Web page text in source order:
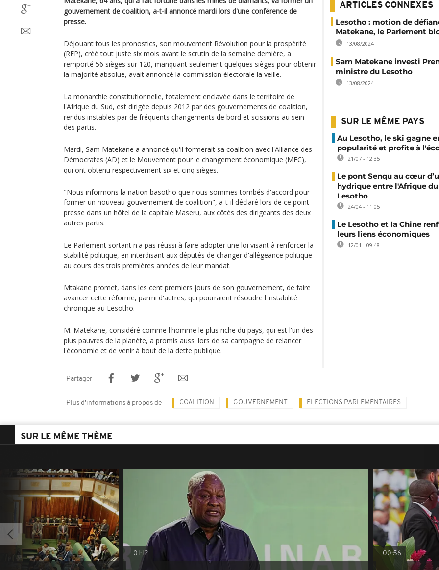
gouvernement de coalition, a-t-il annoncé mardi lors d'une conférence de
presse.
Déjouant tous les pronostics, son mouvement Révolution pour la prospérité
(RFP), créé tout juste six mois avant le scrutin de la semaine dernière, a
remporté 56 sièges sur 120, manquant seulement quelques sièges pour obtenir
la majorité absolue, avait annoncé la commission électorale la veille.
La monarchie constitutionnelle, totalement enclavée dans le territoire de
l'Afrique du Sud, est dirigée depuis 2012 par des gouvernements de coalition,
rendus instables par de fréquents changements de bord et scissions au sein
des partis.
Mardi, Sam Matekane a annoncé qu'il formerait sa coalition avec l'Alliance des
Démocrates (AD) et le Mouvement pour le changement économique (MEC),
qui ont obtenu respectivement six et cinq sièges.
"Nous informons la nation basotho que nous sommes tombés d'accord pour
former un nouveau gouvernement de coalition", a-t-il déclaré lors de ce point-
presse dans un hôtel de la capitale Maseru, aux côtés des dirigeants des deux
autres partis.
Le Parlement sortant n'a pas réussi à faire adopter une loi visant à renforcer la
stabilité politique, en interdisant aux députés de changer d'allégeance politique
au cours des trois premières années de leur mandat.
Mtakane promet, dans les cent premiers jours de son gouvernement, de faire
avancer cette réforme, parmi d'autres, qui pourraient résoudre l'instabilité
chronique au Lesotho.
M. Matekane, considéré comme l'homme le plus riche du pays, qui est l'un des
plus pauvres de la planète, a promis aussi lors de sa campagne de relancer
l'économie et de venir à bout de la dette publique.
ARTICLES CONNEXES
Lesotho : motion de
Matekane, le Parlement
13/08/2024
Sam Matekane investi
ministre du Lesotho
13/08/2024
SUR LE MÊME PAYS
Au Lesotho, le ski gagne
popularité et profite à
21/07 - 12:35
Le pont Senqu au cœur
hydrique entre l'Afrique
Lesotho
24/04 - 11:05
Le Lesotho et la Chine
leurs liens économiques
12/01 - 09:48
Partager
Plus d'informations à propos de COALITION GOUVERNEMENT ELECTIONS PARLEMENTAIRES
SUR LE MÊME THÈME
01:12 00:56